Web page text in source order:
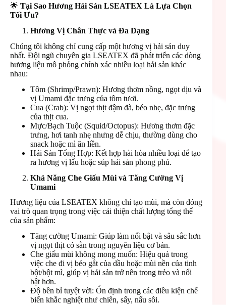
🌟 Tại Sao Hương Hải Sản LSEATEX Là Lựa Chọn
Tối Ưu?
Hương Vị Chân Thực và Đa Dạng
Chúng tôi không chỉ cung cấp một hương vị hải sản duy
nhất. Đội ngũ chuyên gia LSEATEX đã phát triển các dòng
hương liệu mô phỏng chính xác nhiều loại hải sản khác
nhau:
Tôm (Shrimp/Prawn): Hương thơm nồng, ngọt dịu và
vị Umami đặc trưng của tôm tươi.
Cua (Crab): Vị ngọt thịt đậm đà, béo nhẹ, đặc trưng
của thịt cua.
Mực/Bạch Tuộc (Squid/Octopus): Hương thơm đặc
trưng, hơi tanh nhẹ nhưng dễ chịu, thường dùng cho
snack hoặc mì ăn liền.
Hải Sản Tổng Hợp: Kết hợp hài hòa nhiều loại để tạo
ra hương vị lẩu hoặc súp hải sản phong phú.
Khả Năng Che Giấu Mùi và Tăng Cường Vị
Umami
Hương liệu của LSEATEX không chỉ tạo mùi, mà còn đóng
vai trò quan trọng trong việc cải thiện chất lượng tổng thể
của sản phẩm:
Tăng cường Umami: Giúp làm nổi bật và sâu sắc hơn
vị ngọt thịt có sẵn trong nguyên liệu cơ bản.
Che giấu mùi không mong muốn: Hiệu quả trong
việc che đi vị béo gắt của dầu hoặc mùi nền của tinh
bột/bột mì, giúp vị hải sản trở nên trong trẻo và nổi
bật hơn.
Độ bền bỉ tuyệt vời: Ổn định trong các điều kiện chế
biến khắc nghiệt như chiên, sấy, nấu sôi.